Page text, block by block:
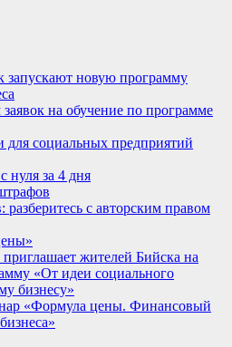
запускают новую программу
на обучение по программе
для социальных предприятий
нуля за 4 дня
разберитесь с авторским правом
жителей Бийска на
«От идеи социального
бизнесу»
«Формула цены. Финансовый